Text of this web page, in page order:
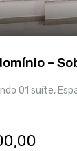
–
01 suíte,